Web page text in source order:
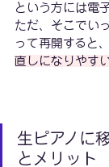
という方には電
ただ、そこでい
って再開すると、
直しになりやす
生ピアノに
とメリット